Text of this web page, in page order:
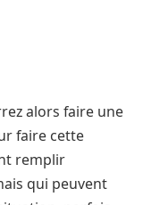
alors faire une
faire cette
remplir
qui peuvent